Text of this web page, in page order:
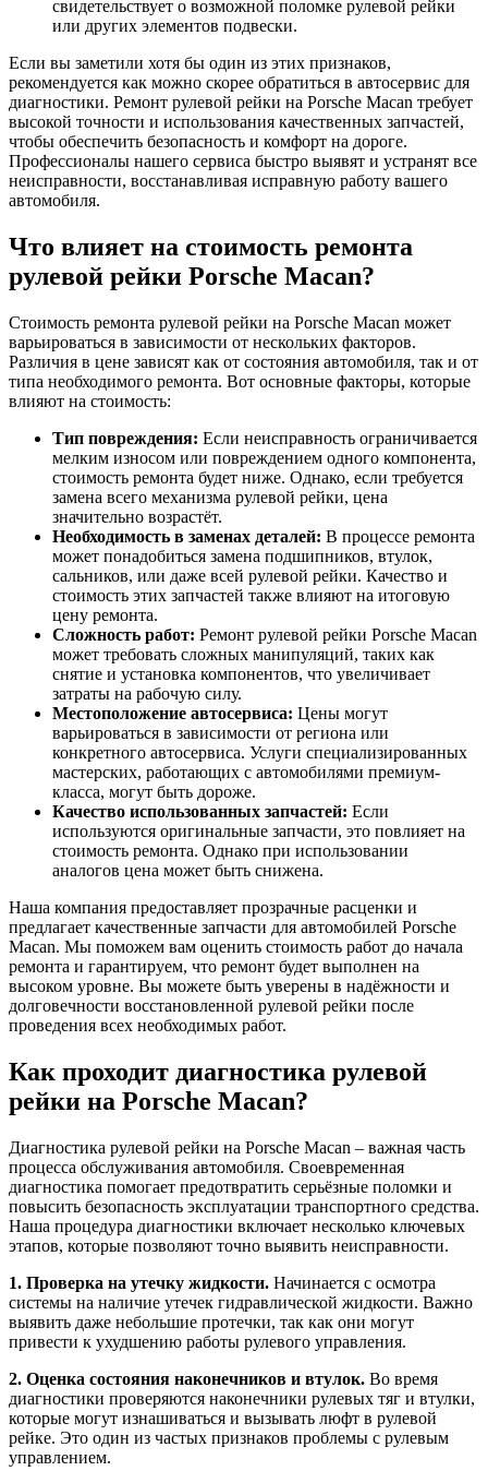
свидетельствует о возможной поломке рулевой рейки
или других элементов подвески.
Если вы заметили хотя бы один из этих признаков,
рекомендуется как можно скорее обратиться в автосервис для
диагностики. Ремонт рулевой рейки на Porsche Macan требует
высокой точности и использования качественных запчастей,
чтобы обеспечить безопасность и комфорт на дороге.
Профессионалы нашего сервиса быстро выявят и устранят все
неисправности, восстанавливая исправную работу вашего
автомобиля.
Что влияет на стоимость ремонта
рулевой рейки Porsche Macan?
Стоимость ремонта рулевой рейки на Porsche Macan может
варьироваться в зависимости от нескольких факторов.
Различия в цене зависят как от состояния автомобиля, так и от
типа необходимого ремонта. Вот основные факторы, которые
влияют на стоимость:
Тип повреждения: Если неисправность ограничивается
мелким износом или повреждением одного компонента,
стоимость ремонта будет ниже. Однако, если требуется
замена всего механизма рулевой рейки, цена
значительно возрастёт.
Необходимость в заменах деталей: В процессе ремонта
может понадобиться замена подшипников, втулок,
сальников, или даже всей рулевой рейки. Качество и
стоимость этих запчастей также влияют на итоговую
цену ремонта.
Сложность работ: Ремонт рулевой рейки Porsche Macan
может требовать сложных манипуляций, таких как
снятие и установка компонентов, что увеличивает
затраты на рабочую силу.
Местоположение автосервиса: Цены могут
варьироваться в зависимости от региона или
конкретного автосервиса. Услуги специализированных
мастерских, работающих с автомобилями премиум-
класса, могут быть дороже.
Качество использованных запчастей: Если
используются оригинальные запчасти, это повлияет на
стоимость ремонта. Однако при использовании
аналогов цена может быть снижена.
Наша компания предоставляет прозрачные расценки и
предлагает качественные запчасти для автомобилей Porsche
Macan. Мы поможем вам оценить стоимость работ до начала
ремонта и гарантируем, что ремонт будет выполнен на
высоком уровне. Вы можете быть уверены в надёжности и
долговечности восстановленной рулевой рейки после
проведения всех необходимых работ.
Как проходит диагностика рулевой
рейки на Porsche Macan?
Диагностика рулевой рейки на Porsche Macan – важная часть
процесса обслуживания автомобиля. Своевременная
диагностика помогает предотвратить серьёзные поломки и
повысить безопасность эксплуатации транспортного средства.
Наша процедура диагностики включает несколько ключевых
этапов, которые позволяют точно выявить неисправности.
1. Проверка на утечку жидкости. Начинается с осмотра
системы на наличие утечек гидравлической жидкости. Важно
выявить даже небольшие протечки, так как они могут
привести к ухудшению работы рулевого управления.
2. Оценка состояния наконечников и втулок. Во время
диагностики проверяются наконечники рулевых тяг и втулки,
которые могут изнашиваться и вызывать люфт в рулевой
рейке. Это один из частых признаков проблемы с рулевым
управлением.